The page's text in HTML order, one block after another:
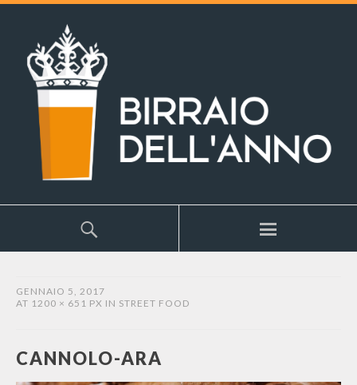
GENNAIO 5, 2017
AT 1200 × 651 PX IN STREET FOOD
CANNOLO-ARA